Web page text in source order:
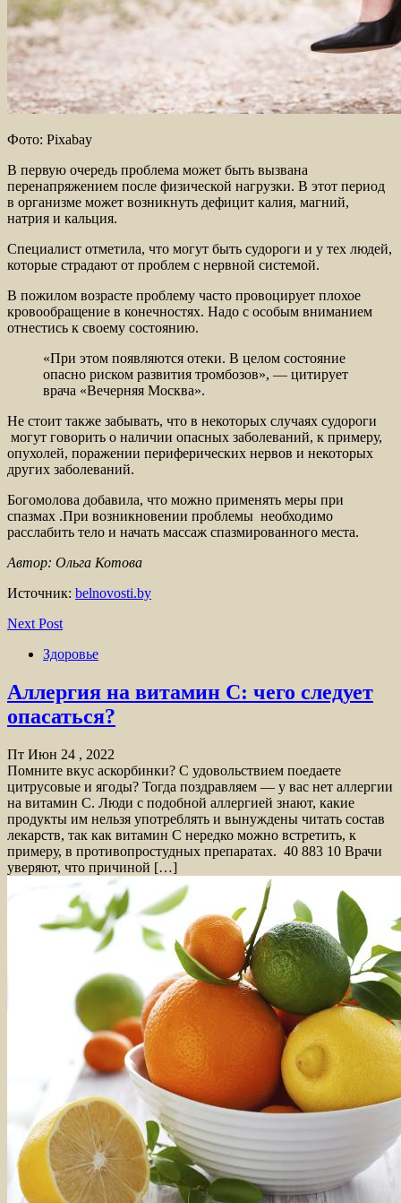
Фото: Pixabay
В первую очередь проблема может быть вызвана
перенапряжением после физической нагрузки. В этот период
в организме может возникнуть дефицит калия, магний,
натрия и кальция.
Специалист отметила, что могут быть судороги и у тех людей,
которые страдают от проблем с нервной системой.
В пожилом возрасте проблему часто провоцирует плохое
кровообращение в конечностях. Надо с особым вниманием
отнестись к своему состоянию.
«При этом появляются отеки. В целом состояние
опасно риском развития тромбозов», — цитирует
врача «Вечерняя Москва».
Не стоит также забывать, что в некоторых случаях судороги
могут говорить о наличии опасных заболеваний, к примеру,
опухолей, поражении периферических нервов и некоторых
других заболеваний.
Богомолова добавила, что можно применять меры при
спазмах .При возникновении проблемы необходимо
расслабить тело и начать массаж спазмированного места.
Автор: Ольга Котова
Источник: belnovosti.by
Next Post
Здоровье
Аллергия на витамин С: чего следует
опасаться?
Пт Июн 24 , 2022
Помните вкус аскорбинки? С удовольствием поедаете
цитрусовые и ягоды? Тогда поздравляем — у вас нет аллергии
на витамин С. Люди с подобной аллергией знают, какие
продукты им нельзя употреблять и вынуждены читать состав
лекарств, так как витамин С нередко можно встретить, к
примеру, в противопростудных препаратах. 40 883 10 Врачи
уверяют, что причиной […]